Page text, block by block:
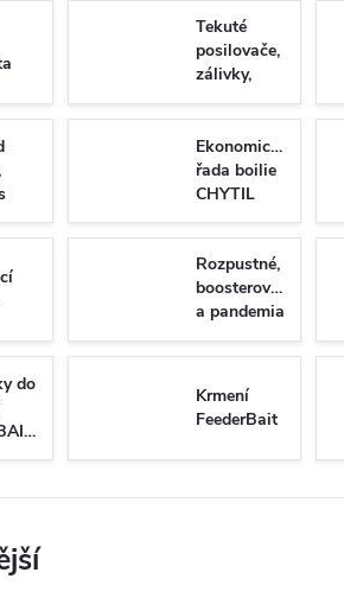
Tekuté
posilovače,
zálivky,
boostery,
spreje
Ekonomická
řada boilie
CHYTIL
Rozpustné,
boosterované
a pandemia
boilies
do
SONUBAITS
Krmení
FeederBait